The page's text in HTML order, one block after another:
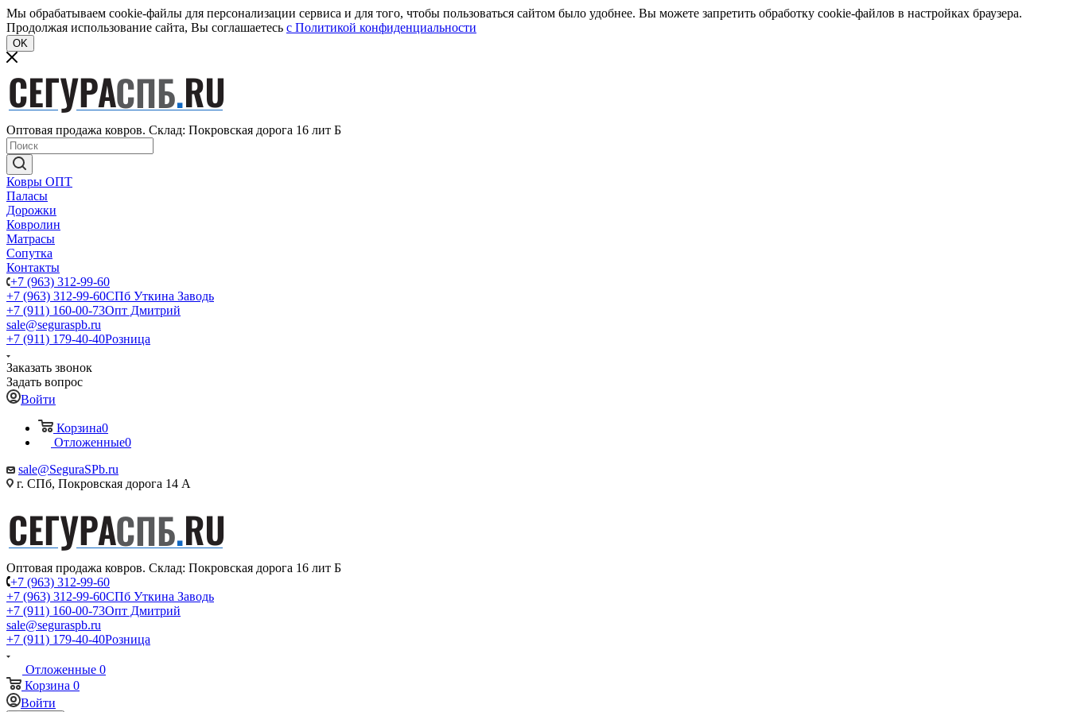
Мы обрабатываем cookie-файлы для персонализации сервиса и для того, чтобы пользоваться сайтом было удобнее. Вы можете запретить обработку cookie-файлов в настройках браузера.
Продолжая использование сайта, Вы соглашаетесь c Политикой конфиденциальности
OK
Оптовая продажа ковров. Склад: Покровская дорога 16 лит Б
Ковры ОПТ
Паласы
Дорожки
Ковролин
Матрасы
Сопутка
Контакты
+7 (963) 312-99-60
+7 (963) 312-99-60СПб Уткина Заводь
+7 (911) 160-00-73Опт Дмитрий
sale@seguraspb.ru
+7 (911) 179-40-40Розница
Заказать звонок
Задать вопрос
Войти
Корзина0
Отложенные0
sale@SeguraSPb.ru
г. СПб, Покровская дорога 14 А
Оптовая продажа ковров. Склад: Покровская дорога 16 лит Б
+7 (963) 312-99-60
+7 (963) 312-99-60СПб Уткина Заводь
+7 (911) 160-00-73Опт Дмитрий
sale@seguraspb.ru
+7 (911) 179-40-40Розница
Отложенные 0
Корзина 0
Войти